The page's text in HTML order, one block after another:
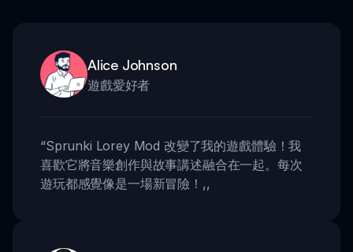
Alice Johnson
遊戲愛好者
“Sprunki Lorey Mod 改變了我的遊戲體驗！我
喜歡它將音樂創作與故事講述融合在一起。每次
遊玩都感覺像是一場新冒險！ ,,